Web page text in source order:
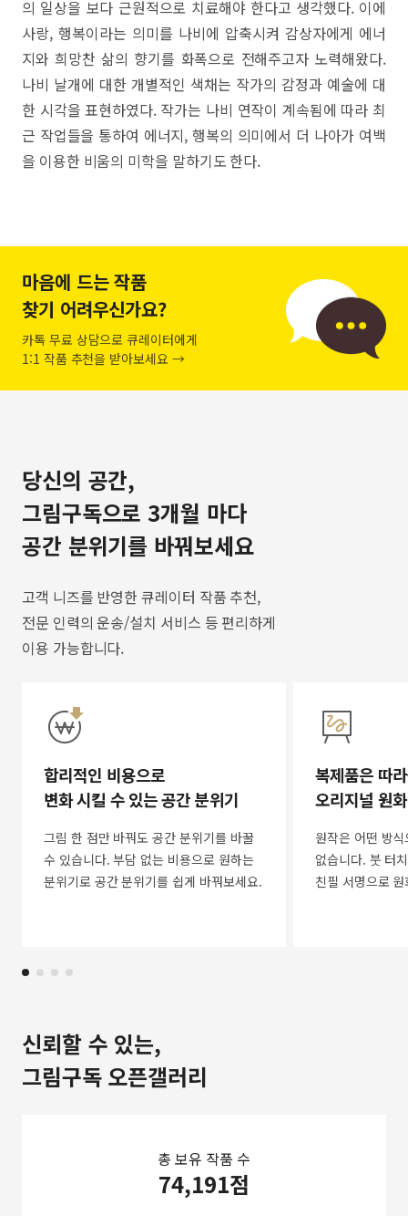
의 일상을 보다 근원적으로 치료해야 한다고 생각했다. 이에
사랑, 행복이라는 의미를 나비에 압축시켜 감상자에게 에너
지와 희망찬 삶의 향기를 화폭으로 전해주고자 노력해왔다.
나비 날개에 대한 개별적인 색채는 작가의 감정과 예술에 대
한 시각을 표현하였다. 작가는 나비 연작이 계속됨에 따라 최
근 작업들을 통하여 에너지, 행복의 의미에서 더 나아가 여백
을 이용한 비움의 미학을 말하기도 한다.
마음에 드는 작품
찾기 어려우신가요?
카톡 무료 상담으로 큐레이터에게
1:1 작품 추천을 받아보세요 →
당신의 공간,
그림구독으로 3개월 마다
공간 분위기를 바꿔보세요
고객 니즈를 반영한 큐레이터 작품 추천,
전문 인력의 운송/설치 서비스 등 편리하게
이용 가능합니다.
합리적인 비용으로
변화 시킬 수 있는 공간 분위기
그림 한 점만 바꿔도 공간 분위기를 바꿀
수 있습니다. 부담 없는 비용으로 원하는
분위기로 공간 분위기를 쉽게 바꿔보세요.
복제품은 따
오리지널 원
원작은 어떤 방
없습니다. 붓 터
친필 서명으로
신뢰할 수 있는,
그림구독 오픈갤러리
총 보유 작품 수
74,191점